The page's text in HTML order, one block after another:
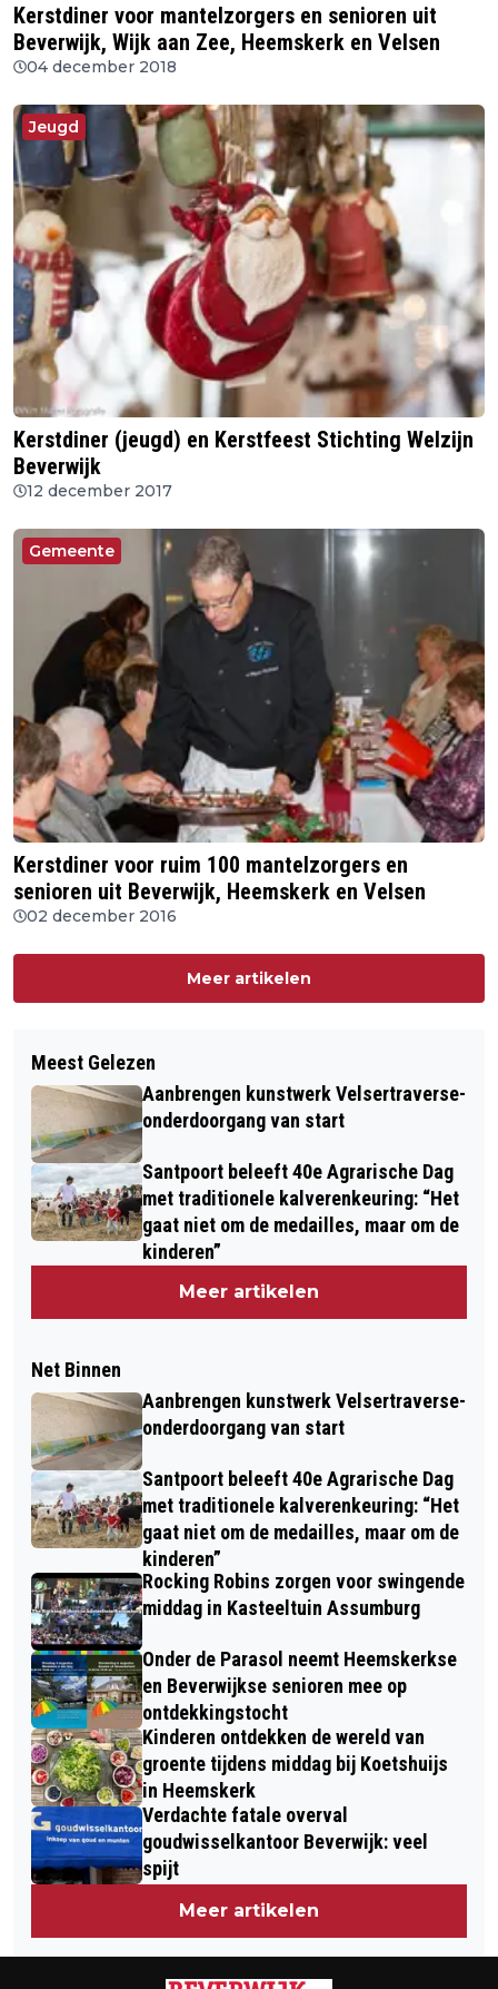
Kerstdiner voor mantelzorgers en senioren uit
Beverwijk, Wijk aan Zee, Heemskerk en Velsen
04 december 2018
Jeugd
Kerstdiner (jeugd) en Kerstfeest Stichting Welzijn
Beverwijk
12 december 2017
Gemeente
Kerstdiner voor ruim 100 mantelzorgers en
senioren uit Beverwijk, Heemskerk en Velsen
02 december 2016
Meer artikelen
Meest Gelezen
Aanbrengen kunstwerk Velsertraverse-
onderdoorgang van start
Santpoort beleeft 40e Agrarische Dag
met traditionele kalverenkeuring: “Het
gaat niet om de medailles, maar om de
kinderen”
Meer artikelen
Net Binnen
Aanbrengen kunstwerk Velsertraverse-
onderdoorgang van start
Santpoort beleeft 40e Agrarische Dag
met traditionele kalverenkeuring: “Het
gaat niet om de medailles, maar om de
kinderen”
Rocking Robins zorgen voor swingende
middag in Kasteeltuin Assumburg
Onder de Parasol neemt Heemskerkse
en Beverwijkse senioren mee op
ontdekkingstocht
Kinderen ontdekken de wereld van
groente tijdens middag bij Koetshuijs
in Heemskerk
Verdachte fatale overval
goudwisselkantoor Beverwijk: veel
spijt
Meer artikelen